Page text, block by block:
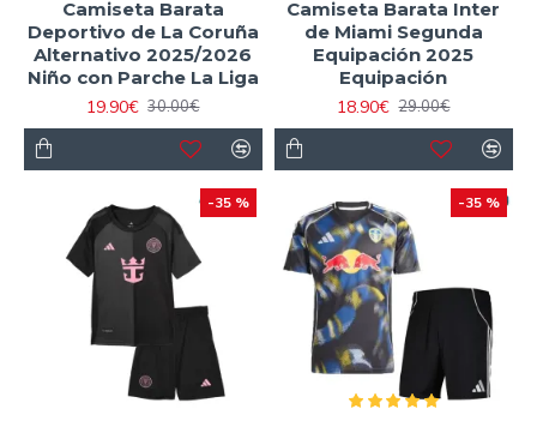
Camiseta Barata
Deportivo de La Coruña
Alternativo 2025/2026
Niño con Parche La Liga
19.90€ 30.00€
Camiseta Barata Inter
de Miami Segunda
Equipación 2025
Equipación
18.90€ 29.00€
-35 % -35 %